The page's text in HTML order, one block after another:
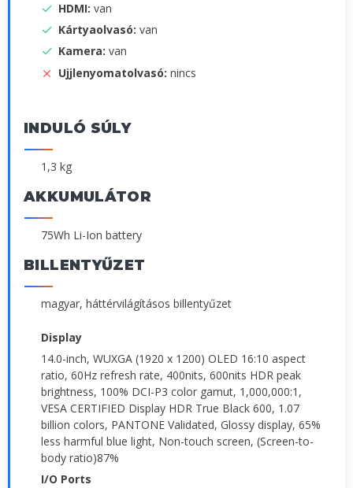
HDMI: van
Kártyaolvasó: van
Kamera: van
Ujjlenyomatolvasó: nincs
INDULÓ SÚLY
1,3 kg
AKKUMULÁTOR
75Wh Li-Ion battery
BILLENTYŰZET
magyar, háttérvilágításos billentyűzet
Display
14.0-inch, WUXGA (1920 x 1200) OLED 16:10 aspect
ratio, 60Hz refresh rate, 400nits, 600nits HDR peak
brightness, 100% DCI-P3 color gamut, 1,000,000:1,
VESA CERTIFIED Display HDR True Black 600, 1.07
billion colors, PANTONE Validated, Glossy display, 65%
less harmful blue light, Non-touch screen, (Screen-to-
body ratio)87%
I/O Ports